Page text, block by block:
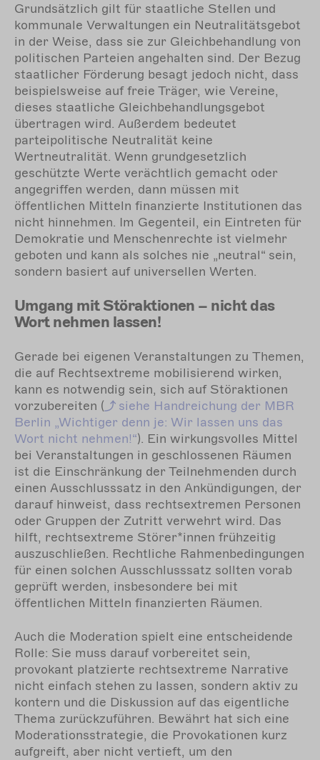
Grundsätzlich gilt für staatliche Stellen und
kommunale Verwaltungen ein Neutralitätsgebot
in der Weise, dass sie zur Gleichbehandlung von
politischen Parteien angehalten sind. Der Bezug
staatlicher Förderung besagt jedoch nicht, dass
beispielsweise auf freie Träger, wie Vereine,
dieses staatliche Gleichbehandlungsgebot
übertragen wird. Außerdem bedeutet
parteipolitische Neutralität keine
Wertneutralität. Wenn grundgesetzlich
geschützte Werte verächtlich gemacht oder
angegriffen werden, dann müssen mit
öffentlichen Mitteln finanzierte Institutionen das
nicht hinnehmen. Im Gegenteil, ein Eintreten für
Demokratie und Menschenrechte ist vielmehr
geboten und kann als solches nie „neutral“ sein,
sondern basiert auf universellen Werten.
Umgang mit Störaktionen – nicht das
Wort nehmen lassen!
Gerade bei eigenen Veranstaltungen zu Themen,
die auf Rechtsextreme mobilisierend wirken,
kann es notwendig sein, sich auf Störaktionen
vorzubereiten (
siehe Handreichung der MBR
Berlin „Wichtiger denn je: Wir lassen uns das
Wort nicht nehmen!“). Ein wirkungsvolles Mittel
bei Veranstaltungen in geschlossenen Räumen
ist die Einschränkung der Teilnehmenden durch
einen Ausschlusssatz in den Ankündigungen, der
darauf hinweist, dass rechtsextremen Personen
oder Gruppen der Zutritt verwehrt wird. Das
hilft, rechtsextreme Störer*innen frühzeitig
auszuschließen. Rechtliche Rahmenbedingungen
für einen solchen Ausschlusssatz sollten vorab
geprüft werden, insbesondere bei mit
öffentlichen Mitteln finanzierten Räumen.
Auch die Moderation spielt eine entscheidende
Rolle: Sie muss darauf vorbereitet sein,
provokant platzierte rechtsextreme Narrative
nicht einfach stehen zu lassen, sondern aktiv zu
kontern und die Diskussion auf das eigentliche
Thema zurückzuführen. Bewährt hat sich eine
Moderationsstrategie, die Provokationen kurz
aufgreift, aber nicht vertieft, um den